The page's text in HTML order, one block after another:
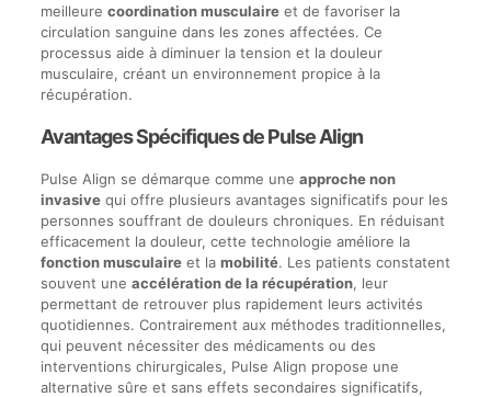
meilleure coordination musculaireet de favoriser la
circulation sanguine dans les zones affectées. Ce
processus aide à diminuer la tension et la douleur
musculaire, créant un environnement propice à la
récupération.
Avantages Spécifiques de Pulse Align
Pulse Align se démarque comme une approche non
invasivequi offre plusieurs avantages significatifs pour les
personnes souffrant de douleurs chroniques. En réduisant
efficacement la douleur, cette technologie améliore la
fonction musculaireet la mobilité. Les patients constatent
souvent une accélération de la récupération, leur
permettant de retrouver plus rapidement leurs activités
quotidiennes. Contrairement aux méthodes traditionnelles,
qui peuvent nécessiter des médicaments ou des
interventions chirurgicales, Pulse Align propose une
alternative sûre et sans effets secondaires significatifs,